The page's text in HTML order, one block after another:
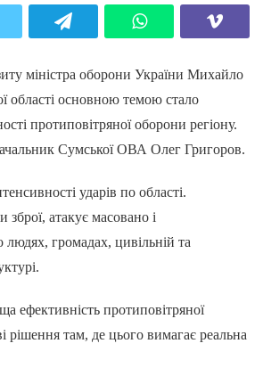
міністра оборони України Михайло
області основною темою стало
протиповітряної оборони регіону.
Сумської ОВА Олег Григоров.
ударів по області.
зброї, атакує масовано і
людях, громадах, цивільній та
ефективність протиповітряної
рішення там, де цього вимагає реальна